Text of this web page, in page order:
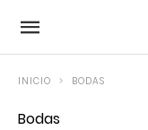
INICIO BODAS
Bodas